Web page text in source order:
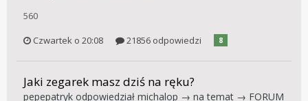
560
Czwartek o 20:08
21856 odpowiedzi 8
Jaki zegarek masz dziś na ręku?
pepepatryk odpowiedział michalop → na temat → FORUM